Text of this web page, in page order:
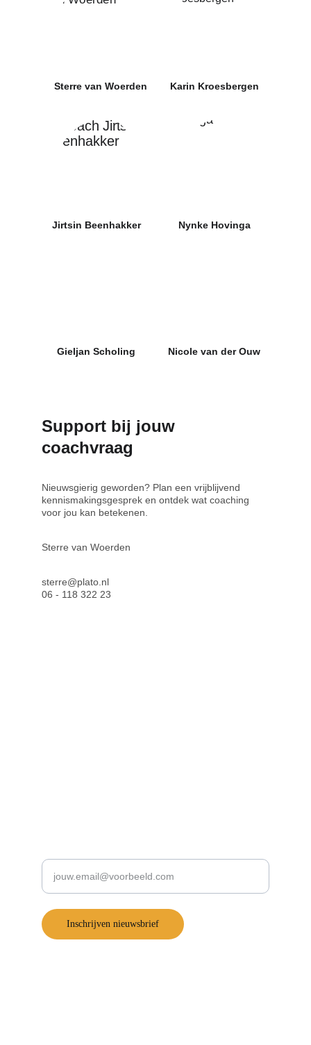
Sterre van Woerden Karin Kroesbergen
Gieljan Scholing
Nynke Hovinga
Jirtsin Beenhakker
Nicole van der Ouw
Nieuwsgierig geworden? Plan een vrijblijvend
kennismakingsgesprek en ontdek wat coaching
voor jou kan betekenen.
Sterre van Woerden
sterre@plato.nl
06 - 118 322 23
Support bij jouw
coachvraag
Inschrijven nieuwsbrief